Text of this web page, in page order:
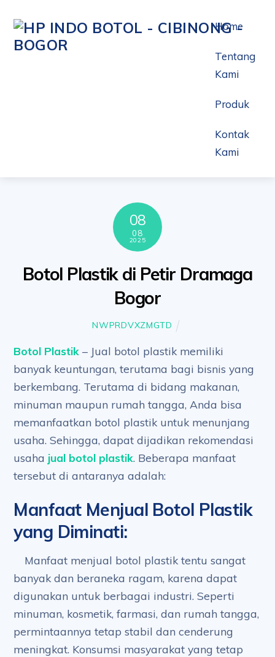
content
Home
Tentang
Kami
Produk
Kontak
Kami
08
08
2025
Botol Plastik di Petir Dramaga
Bogor
NWPRDVXZMGTD
Botol Plastik – Jual botol plastik memiliki
banyak keuntungan, terutama bagi bisnis yang
berkembang. Terutama di bidang makanan,
minuman maupun rumah tangga, Anda bisa
memanfaatkan botol plastik untuk menunjang
usaha. Sehingga, dapat dijadikan rekomendasi
usaha jual botol plastik. Beberapa manfaat
tersebut di antaranya adalah:
Manfaat Menjual Botol Plastik
yang Diminati:
Manfaat menjual botol plastik tentu sangat
banyak dan beraneka ragam, karena dapat
digunakan untuk berbagai industri. Seperti
minuman, kosmetik, farmasi, dan rumah tangga,
permintaannya tetap stabil dan cenderung
meningkat. Konsumsi masyarakat yang tetap